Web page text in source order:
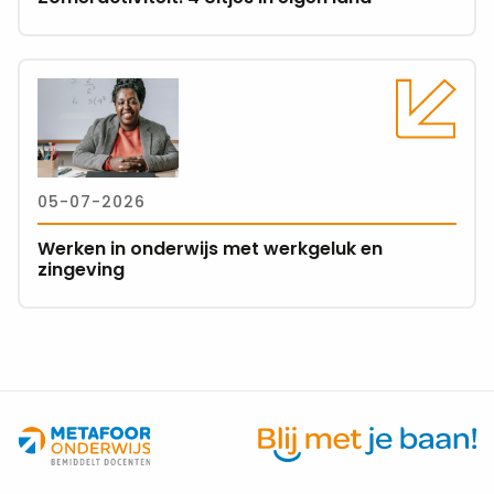
eigen
05-07-2026
Werken in onderwijs met werkgeluk en
zingeving
Werken
onderwijs
met
werkgeluk
en